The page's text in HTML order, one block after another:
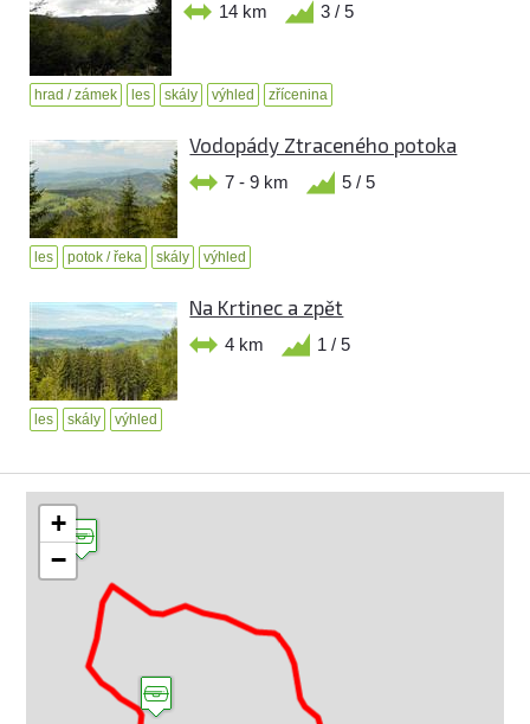
14 km 3 / 5
hrad / zámek les skály výhled zřícenina
Vodopády Ztraceného potoka
7 - 9 km 5 / 5
les potok / řeka skály výhled
Na Krtinec a zpět
4 km 1 / 5
les skály výhled
+
−